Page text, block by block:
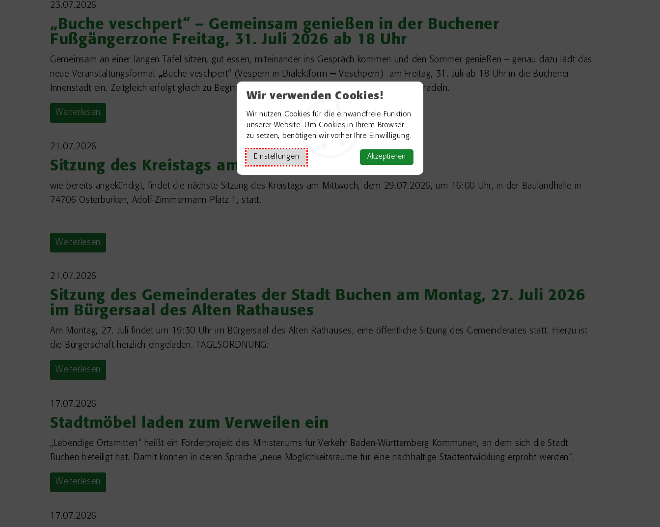
Wir verwenden Cookies!
Wir nutzen Cookies für die einwandfreie Funktion
unserer Website. Um Cookies in Ihrem Browser
zu setzen, benötigen wir vorher Ihre Einwilligung.
Einstellungen Akzeptieren
23.07.2026
„Buche veschpert“ – Gemeinsam genießen in der Buchener
Fußgängerzone Freitag, 31. Juli 2026 ab 18 Uhr
Gemeinsam an einer langen Tafel sitzen, gut essen, miteinander ins Gespräch kommen und den Sommer genießen – genau dazu lädt das
neue Veranstaltungsformat „Buche veschpert“ (Vespern in Dialektform = Veschpern) am Freitag, 31. Juli ab 18 Uhr in die Buchener
Innenstadt ein. Zeitgleich erfolgt gleich zu Beginn um 18 Uhr auch die Prämierung für das Stadtradeln.
Weiterlesen
21.07.2026
Sitzung des Kreistags am 29.07.2026
wie bereits angekündigt, findet die nächste Sitzung des Kreistags am Mittwoch, dem 29.07.2026, um 16:00 Uhr, in der Baulandhalle in
74706 Osterburken, Adolf-Zimmermann-Platz 1, statt.
Weiterlesen
21.07.2026
Sitzung des Gemeinderates der Stadt Buchen am Montag, 27. Juli 2026
im Bürgersaal des Alten Rathauses
Am Montag, 27. Juli findet um 19:30 Uhr im Bürgersaal des Alten Rathauses, eine öffentliche Sitzung des Gemeinderates statt. Hierzu ist
die Bürgerschaft herzlich eingeladen. TAGESORDNUNG:
Weiterlesen
17.07.2026
Stadtmöbel laden zum Verweilen ein
„Lebendige Ortsmitten“ heißt ein Förderprojekt des Ministeriums für Verkehr Baden-Württemberg Kommunen, an dem sich die Stadt
Buchen beteiligt hat. Damit können in deren Sprache „neue Möglichkeitsräume für eine nachhaltige Stadtentwicklung erprobt werden“.
Weiterlesen
17.07.2026